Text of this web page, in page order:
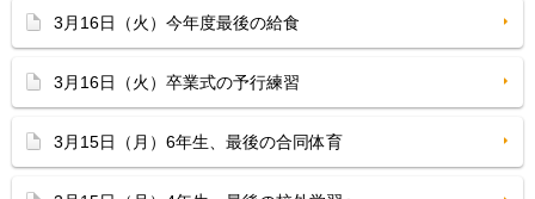
3月16日（火）今年度最後の給食
3月16日（火）卒業式の予行練習
3月15日（月）6年生、最後の合同体育